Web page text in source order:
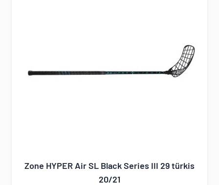
Zone HYPER Air SL Black Series III 29 türkis
20/21